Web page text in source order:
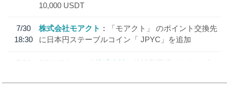
10,000 USDT
7/30
18:30
株式会社モアクト
「モアクト」 のポイント交換先
に日本円ステーブルコイン「 JPYC」を追加
7/29
SBI VCトレード株式会社
信託型円建てステーブル